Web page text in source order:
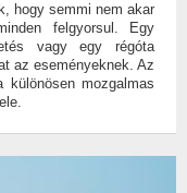
hogy semmi nem akar
felgyorsul. Egy
vagy egy régóta
az eseményeknek. Az
különösen mozgalmas